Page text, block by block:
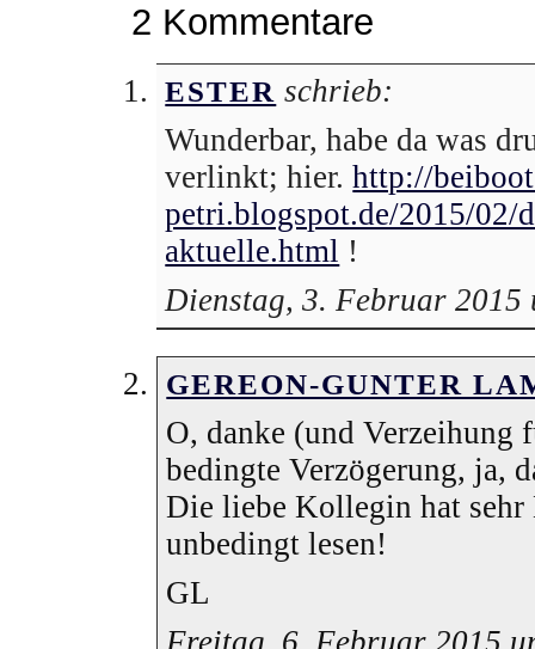
2 Kommentare
ESTER schrieb:
Wunderbar, habe da was
verlinkt; hier.http://
petri.blogspot.de/2015/02/
aktuelle.html !
Dienstag, 3. Februar 2015
GEREON-GUNTER
O, danke (und
bedingte Verzögerung, ja,
Die liebe Kollegin hat sehr
unbedingt lesen!
GL